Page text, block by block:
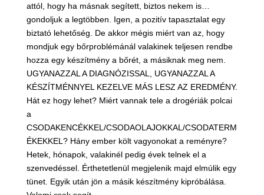
attól, hogy ha másnak segített, biztos nekem is…
gondoljuk a legtöbben. Igen, a pozitív tapasztalat egy
biztató lehetőség. De akkor mégis miért van az, hogy
mondjuk egy bőrproblémánál valakinek teljesen rendbe
hozza egy készítmény a bőrét, a másiknak meg nem.
UGYANAZZAL A DIAGNÓZISSAL, UGYANAZZAL A
KÉSZÍTMÉNNYEL KEZELVE MÁS LESZ AZ EREDMÉNY.
Hát ez hogy lehet? Miért vannak tele a drogériák polcai
a
CSODAKENCÉKKEL/CSODAOLAJOKKAL/CSODATERM
ÉKEKKEL? Hány ember költ vagyonokat a reményre?
Hetek, hónapok, valakinél pedig évek telnek el a
szenvedéssel. Érthetetlenül megjelenik majd elmúlik egy
tünet. Egyik után jön a másik készítmény kipróbálása.